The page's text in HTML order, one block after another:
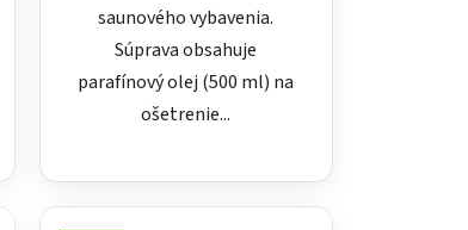
saunového vybavenia.
Súprava obsahuje
parafínový olej (500 ml) na
ošetrenie...